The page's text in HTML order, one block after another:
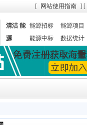
[ 网站使用指南 ] [
清洁 能
源
能源招标
能源项目
能源中标
数据统计